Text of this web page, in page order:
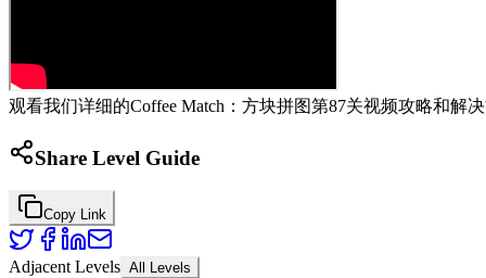
观看我们详细的Coffee Match：方块拼图第87关视频攻略和解
Share Level Guide
Copy Link
Adjacent Levels All Levels